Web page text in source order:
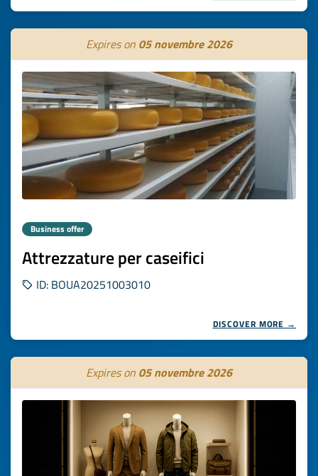
Expires on 05 novembre 2026
Business offer
Attrezzature per caseifici
ID: BOUA20251003010
DISCOVER MORE →
Expires on 05 novembre 2026